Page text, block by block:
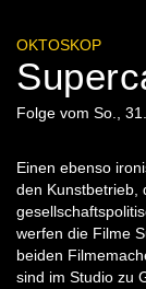
OKTOSKOP
Folge vom So.,
Einen ebenso
den Kunstbetrieb,
werfen die Filme
beiden
sind im Studio zu